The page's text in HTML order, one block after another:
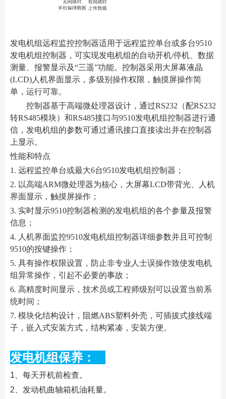
发电机组远程监控控制器适用于远程监控单台或多台9510
发电机组控制器，可实现发电机组的自动开机/停机、数据
测量、报警显示及“三遥”功能。控制器采用大屏幕液晶
(LCD)人机界面显示，多级别操作权限，触摸屏操作简
单，运行可靠。
控制器基于高端微处理器设计，通过RS232（配RS232
转RS485模块）和RS485接口与9510发电机组控制器进行通
信，发电机组的参数可通过通讯接口直接读出并在控制器
上显示。
性能和特点
1. 远程监控单台或最大6台9510发电机组控制器；
2. 以高端ARM微处理器为核心，大屏幕LCD带背光、人机
界面显示，触摸屏操作；
3. 实时显示9510控制器检测的发电机组的各个参量及报警
信息；
4. 人机界面监控9510发电机组控制器详细参数并且可控制
9510的按键操作；
5. 具有操作权限设置，防止非专业人士误操作致使发电机
组异常操作，引起不必要的事故；
6. 高精度时间显示，技术员或工程师级别可以设置当前系
统时间；
7. 模块化结构设计，阻燃ABS塑料外壳，可插拔式接线端
子，嵌入式安装方式，结构紧凑，安装方便。
发电机组保养：
1、每天开机前检查。
2、发动机曲轴箱机油耗量。